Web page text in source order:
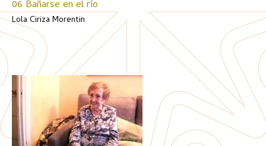
06 Bañarse en el río
Lola Ciriza Morentin